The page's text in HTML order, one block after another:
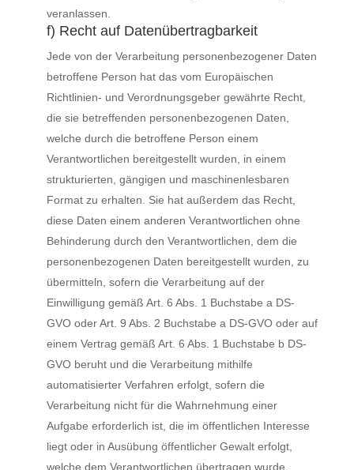
veranlassen.
f) Recht auf Datenübertragbarkeit
Jede von der Verarbeitung personenbezogener Daten
betroffene Person hat das vom Europäischen
Richtlinien- und Verordnungsgeber gewährte Recht,
die sie betreffenden personenbezogenen Daten,
welche durch die betroffene Person einem
Verantwortlichen bereitgestellt wurden, in einem
strukturierten, gängigen und maschinenlesbaren
Format zu erhalten. Sie hat außerdem das Recht,
diese Daten einem anderen Verantwortlichen ohne
Behinderung durch den Verantwortlichen, dem die
personenbezogenen Daten bereitgestellt wurden, zu
übermitteln, sofern die Verarbeitung auf der
Einwilligung gemäß Art. 6 Abs. 1 Buchstabe a DS-
GVO oder Art. 9 Abs. 2 Buchstabe a DS-GVO oder auf
einem Vertrag gemäß Art. 6 Abs. 1 Buchstabe b DS-
GVO beruht und die Verarbeitung mithilfe
automatisierter Verfahren erfolgt, sofern die
Verarbeitung nicht für die Wahrnehmung einer
Aufgabe erforderlich ist, die im öffentlichen Interesse
liegt oder in Ausübung öffentlicher Gewalt erfolgt,
welche dem Verantwortlichen übertragen wurde.